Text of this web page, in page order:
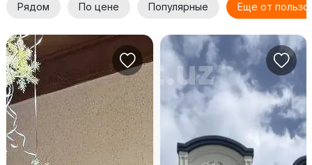
Рядом По цене Популярные Еще от